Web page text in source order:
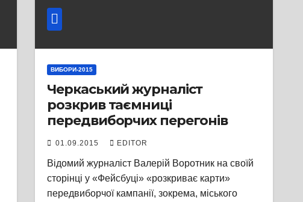
ВИБОРИ-2015
Черкаський журналіст
розкрив таємниці
передвиборчих перегонів
01.09.2015 EDITOR
Відомий журналіст Валерій Воротник на своїй
сторінці у «Фейсбуці» «розкриває карти»
передвиборчої кампанії, зокрема, міського